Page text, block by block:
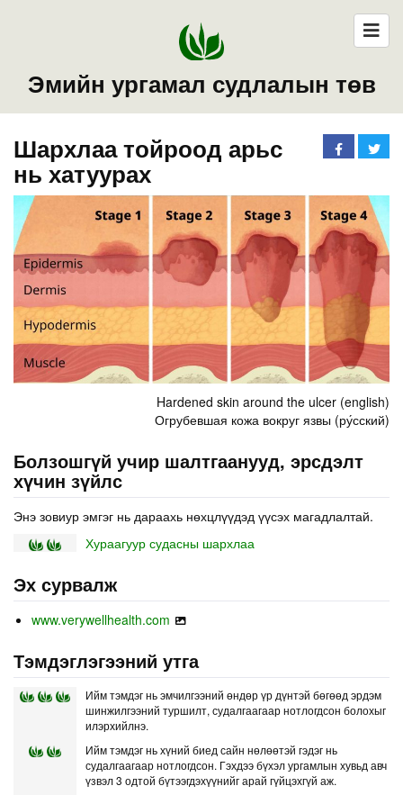
Эмийн ургамал судлалын төв
Шархлаа тойроод арьс
нь хатуурах
Hardened skin around the ulcer (english)
Огрубевшая кожа вокруг язвы (ру́сский)
Болзошгүй учир шалтгаанууд, эрсдэлт
хүчин зүйлс
Энэ зовиур эмгэг нь дараахь нөхцлүүдэд үүсэх магадлалтай.
Хураагуур судасны шархлаа
Эх сурвалж
www.verywellhealth.com
Тэмдэглэгээний утга
Ийм тэмдэг нь эмчилгээний өндөр үр дүнтэй бөгөөд эрдэм
шинжилгээний туршилт, судалгаагаар нотлогдсон болохыг
илэрхийлнэ.
Ийм тэмдэг нь хүний биед сайн нөлөөтэй гэдэг нь
судалгаагаар нотлогдсон. Гэхдээ бүхэл ургамлын хувьд авч
үзвэл 3 одтой бүтээгдэхүүнийг арай гүйцэхгүй аж.